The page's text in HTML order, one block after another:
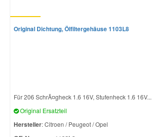
Original Dichtung, Ölfiltergehäuse 1103L8
Für 206 SchrÃ¤gheck 1.6 16V, Stufenheck 1.6 16V...
Original Ersatzteil
Hersteller: Citroen / Peugeot / Opel